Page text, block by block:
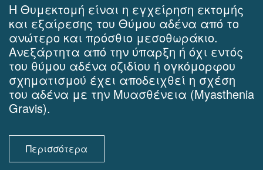
Η Θυμεκτομή είναι η εγχείρηση εκτομής
και εξαίρεσης του Θύμου αδένα από το
ανώτερο και πρόσθιο μεσοθωράκιο.
Ανεξάρτητα από την ύπαρξη ή όχι εντός
του θύμου αδένα οζιδίου ή ογκόμορφου
σχηματισμού έχει αποδειχθεί η σχέση
του αδένα με την Μυασθένεια (Myasthenia
Gravis).
Περισσότερα